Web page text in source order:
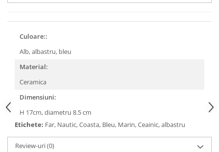
Culoare::
Alb, albastru, bleu
Material:
Ceramica
Dimensiuni:
H 17cm, diametru 8.5 cm
Etichete: Far, Nautic, Coasta, Bleu, Marin, Ceainic, albastru
Review-uri(0)